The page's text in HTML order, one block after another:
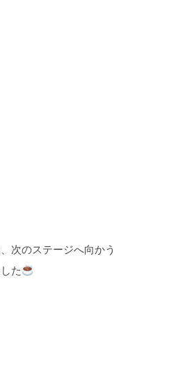
次のステージへ向かう
た